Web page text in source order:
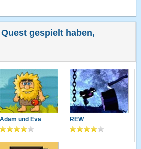
gespielt haben,
Adam und Eva REW